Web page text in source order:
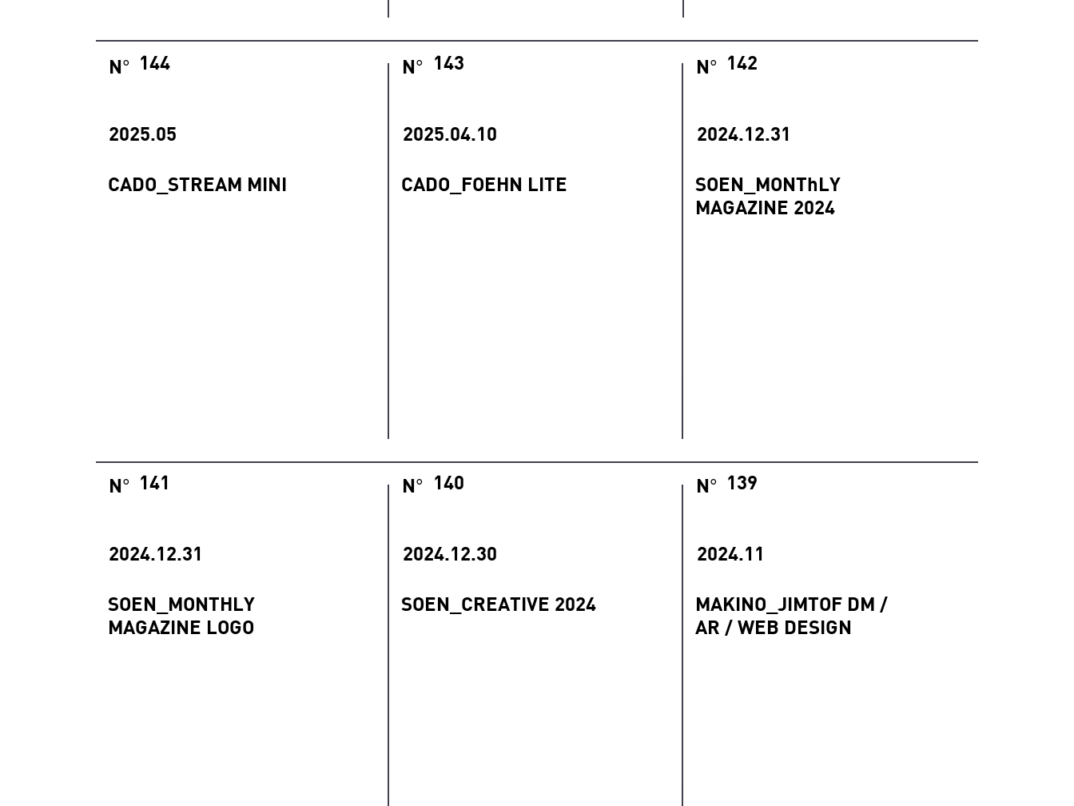
2025.05
CADO_STREAM MINI
144
N°
2025.04.10
CADO_FOEHN LITE
143
N°
2024.12.31
SOEN_MONThLY
MAGAZINE 2024
142
N°
2024.12.31
SOEN_MONTHLY
MAGAZINE LOGO
141
N°
2024.12.30
SOEN_CREATIVE 2024
140
N°
2024.11
MAKINO_JIMTOF DM /
AR / WEB DESIGN
139
N°